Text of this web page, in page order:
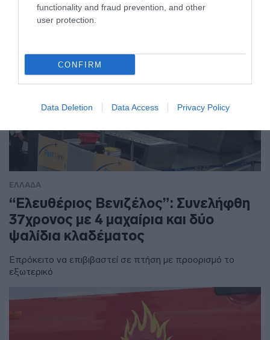
functionality and fraud prevention, and other
user protection.
CONFIRM
Data Deletion Data Access Privacy Policy
ΕΛΛΑΔΑ
“Ελευθέριος Βενιζέλος”: Συνελήφθη
37χρονος με 4 μαχαίρια και δύο
ψαλίδια κλαδέματος
Επρόκειτο να επιβιβαστεί σε πτήση με προορισμό το
εξωτερικό